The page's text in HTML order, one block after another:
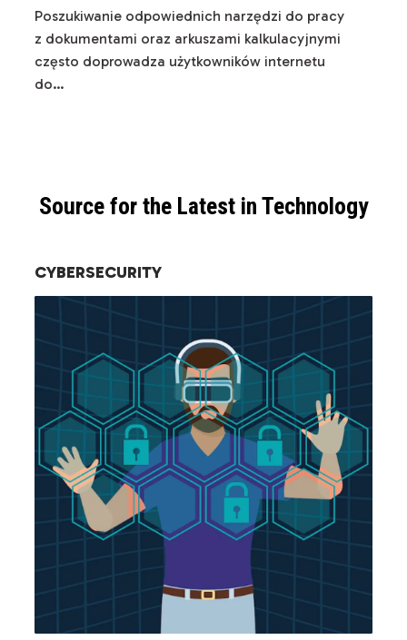
Poszukiwanie odpowiednich narzędzi do pracy
z dokumentami oraz arkuszami kalkulacyjnymi
często doprowadza użytkowników internetu
do…
Source for the Latest in Technology
CYBERSECURITY